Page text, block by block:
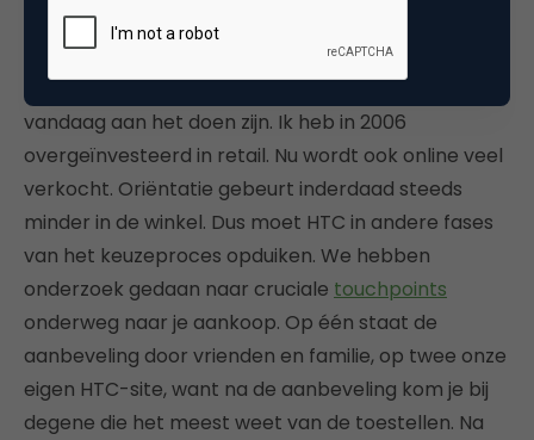
smartphone ze willen. Hoe gaat u daarmee om?
Een heel relevante vraag, die bepaalt wat we hier
vandaag aan het doen zijn. Ik heb in 2006
overgeïnvesteerd in retail. Nu wordt ook online veel
verkocht. Oriëntatie gebeurt inderdaad steeds
minder in de winkel. Dus moet HTC in andere fases
van het keuzeproces opduiken. We hebben
onderzoek gedaan naar cruciale touchpoints
onderweg naar je aankoop. Op één staat de
aanbeveling door vrienden en familie, op twee onze
eigen HTC-site, want na de aanbeveling kom je bij
degene die het meest weet van de toestellen. Na